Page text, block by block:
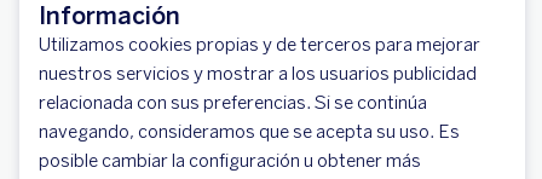
Información
Utilizamos cookies propias y de terceros para mejorar
nuestros servicios y mostrar a los usuarios publicidad
relacionada con sus preferencias. Si se continúa
navegando, consideramos que se acepta su uso. Es
posible cambiar la configuración u obtener más